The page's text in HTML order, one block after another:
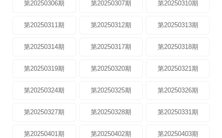
第20250306期 第20250307期 第20250310期
第20250311期 第20250312期 第20250313期
第20250314期 第20250317期 第20250318期
第20250319期 第20250320期 第20250321期
第20250324期 第20250325期 第20250326期
第20250327期 第20250328期 第20250331期
第20250401期 第20250402期 第20250403期